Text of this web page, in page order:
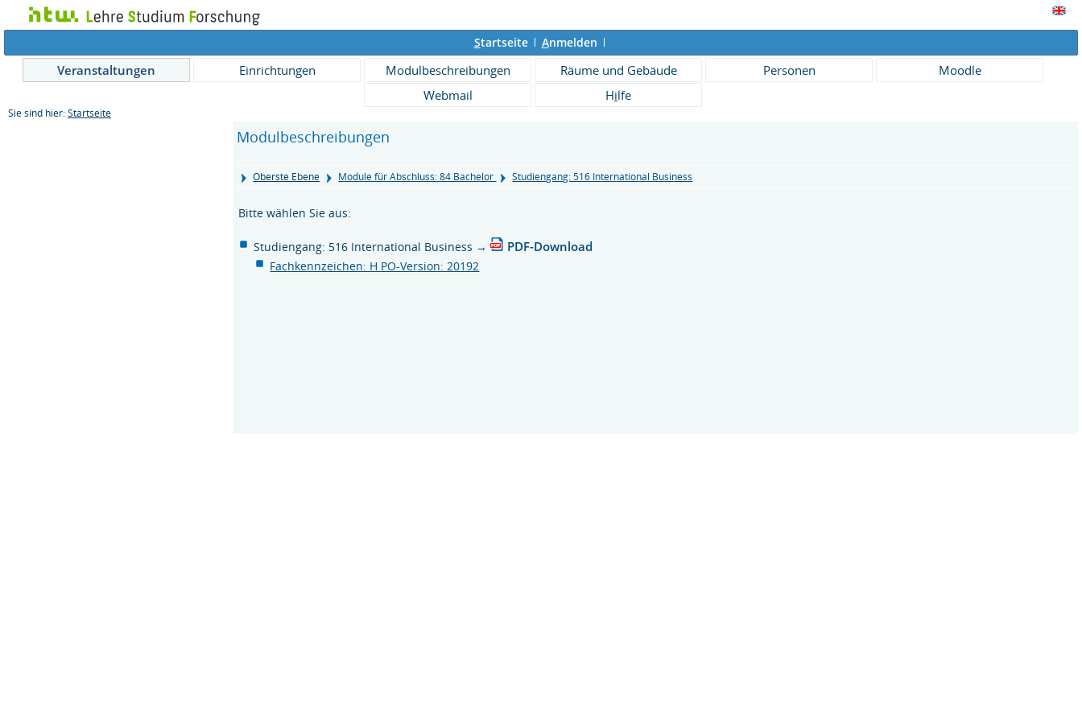
Startseite Anmelden
Veranstaltungen Einrichtungen Modulbeschreibungen Räume und Gebäude Personen
Moodle
Webmail
Hilfe
Sie sind hier: Startseite
Modulbeschreibungen
Oberste Ebene Module für Abschluss: 84 Bachelor Studiengang: 516 International Business
Bitte wählen Sie aus:
Studiengang: 516 International Business → PDF-Download
Fachkennzeichen: H PO-Version: 20192